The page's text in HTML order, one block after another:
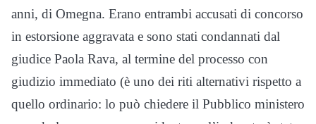
anni, di Omegna. Erano entrambi accusati di concorso
in estorsione aggravata e sono stati condannati dal
giudice Paola Rava, al termine del processo con
giudizio immediato (è uno dei riti alternativi rispetto a
quello ordinario: lo può chiedere il Pubblico ministero